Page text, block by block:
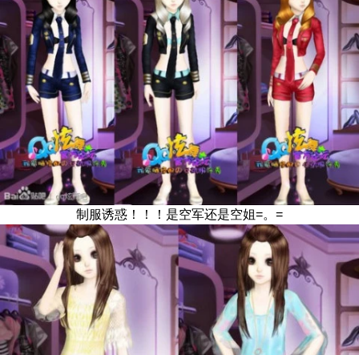
制服诱惑！！！是空军还是空姐=。=